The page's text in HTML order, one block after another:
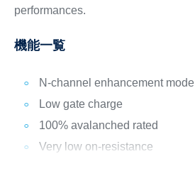
performances.
機能一覧
N-channel enhancement mode
Low gate charge
100% avalanched rated
Very low on-resistance